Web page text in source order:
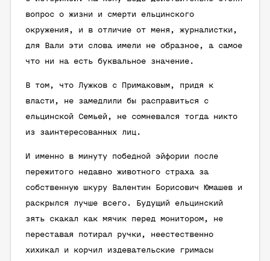
вопрос о жизни и смерти ельцинского
окружения, и в отличие от меня, журналистки,
для Вали эти слова имели не образное, а самое
что ни на есть буквальное значение.
В том, что Лужков с Примаковым, придя к
власти, не замедлили бы расправиться с
ельцинской Семьей, не сомневался тогда никто
из заинтересованных лиц.
И именно в минуту победной эйфории после
пережитого недавно животного страха за
собственную шкуру Валентин Борисович Юмашев и
раскрылся лучше всего. Будущий ельцинский
зять скакал как мячик перед монитором, не
переставая потирал ручки, неестественно
хихикал и корчил издевательские гримасы